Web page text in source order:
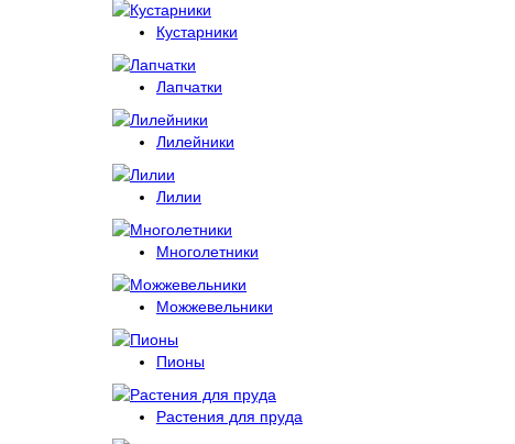
Кустарники
Лапчатки
Лилейники
Лилии
Многолетники
Можжевельники
Пионы
Растения для пруда